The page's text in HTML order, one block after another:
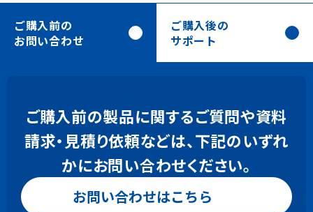
ご購入前の
お問い合わせ
ご購入前の製品に関するご質問や資料
請求・見積り依頼などは、下記のいずれ
かにお問い合わせください。
お問い合わせはこちら
ご購入後の
サポート
お問い合わせはこちら